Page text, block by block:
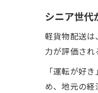
シニア世代
軽貨物配送
力が評価され
「運転が好
め、地元の経